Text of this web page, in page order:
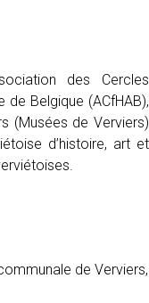
des Cercles
de Belgique (ACfHAB),
(Musées de Verviers)
d’histoire, art et
de Verviers,